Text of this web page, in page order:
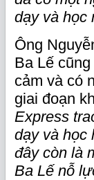
dạy và học
Ông
Ba Lế
cảm và có
giai đoạn
Express
dạy và học
đây còn là
Ba Lế nỗ